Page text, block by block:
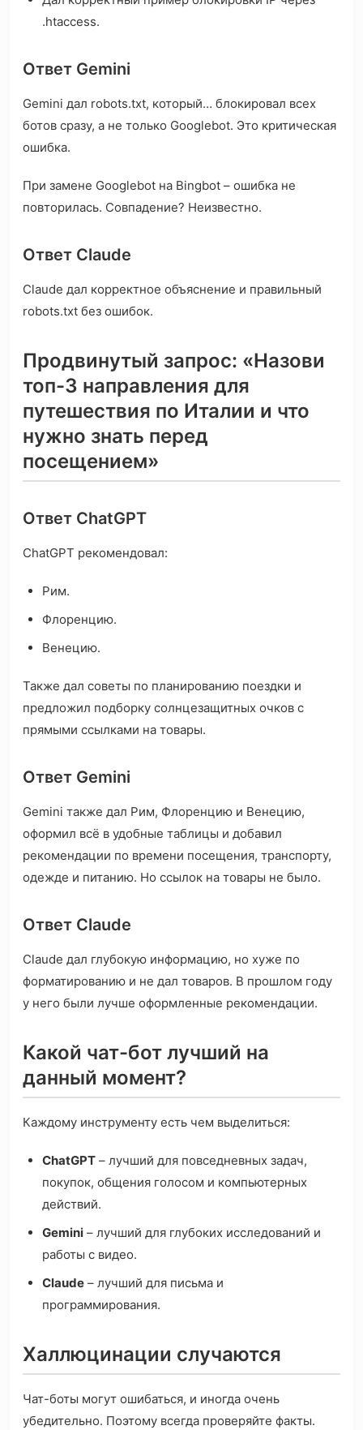
.htaccess.
Ответ Gemini
Gemini дал robots.txt, который… блокировал всех
ботов сразу, а не только Googlebot. Это критическая
ошибка.
При замене Googlebot на Bingbot – ошибка не
повторилась. Совпадение? Неизвестно.
Ответ Claude
Claude дал корректное объяснение и правильный
robots.txt без ошибок.
Продвинутый запрос: «Назови
топ-3 направления для
путешествия по Италии и что
нужно знать перед
посещением»
Ответ ChatGPT
ChatGPT рекомендовал:
Рим.
Флоренцию.
Венецию.
Также дал советы по планированию поездки и
предложил подборку солнцезащитных очков с
прямыми ссылками на товары.
Ответ Gemini
Gemini также дал Рим, Флоренцию и Венецию,
оформил всё в удобные таблицы и добавил
рекомендации по времени посещения, транспорту,
одежде и питанию. Но ссылок на товары не было.
Ответ Claude
Claude дал глубокую информацию, но хуже по
форматированию и не дал товаров. В прошлом году
у него были лучше оформленные рекомендации.
Какой чат-бот лучший на
данный момент?
Каждому инструменту есть чем выделиться:
ChatGPT – лучший для повседневных задач,
покупок, общения голосом и компьютерных
действий.
Gemini – лучший для глубоких исследований и
работы с видео.
Claude – лучший для письма и
программирования.
Халлюцинации случаются
Чат-боты могут ошибаться, и иногда очень
убедительно. Поэтому всегда проверяйте факты.